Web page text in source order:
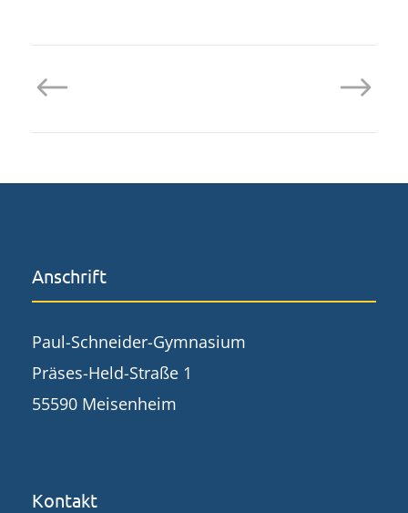
Anschrift
Paul-Schneider-Gymnasium
Präses-Held-Straße 1
55590 Meisenheim
Kontakt